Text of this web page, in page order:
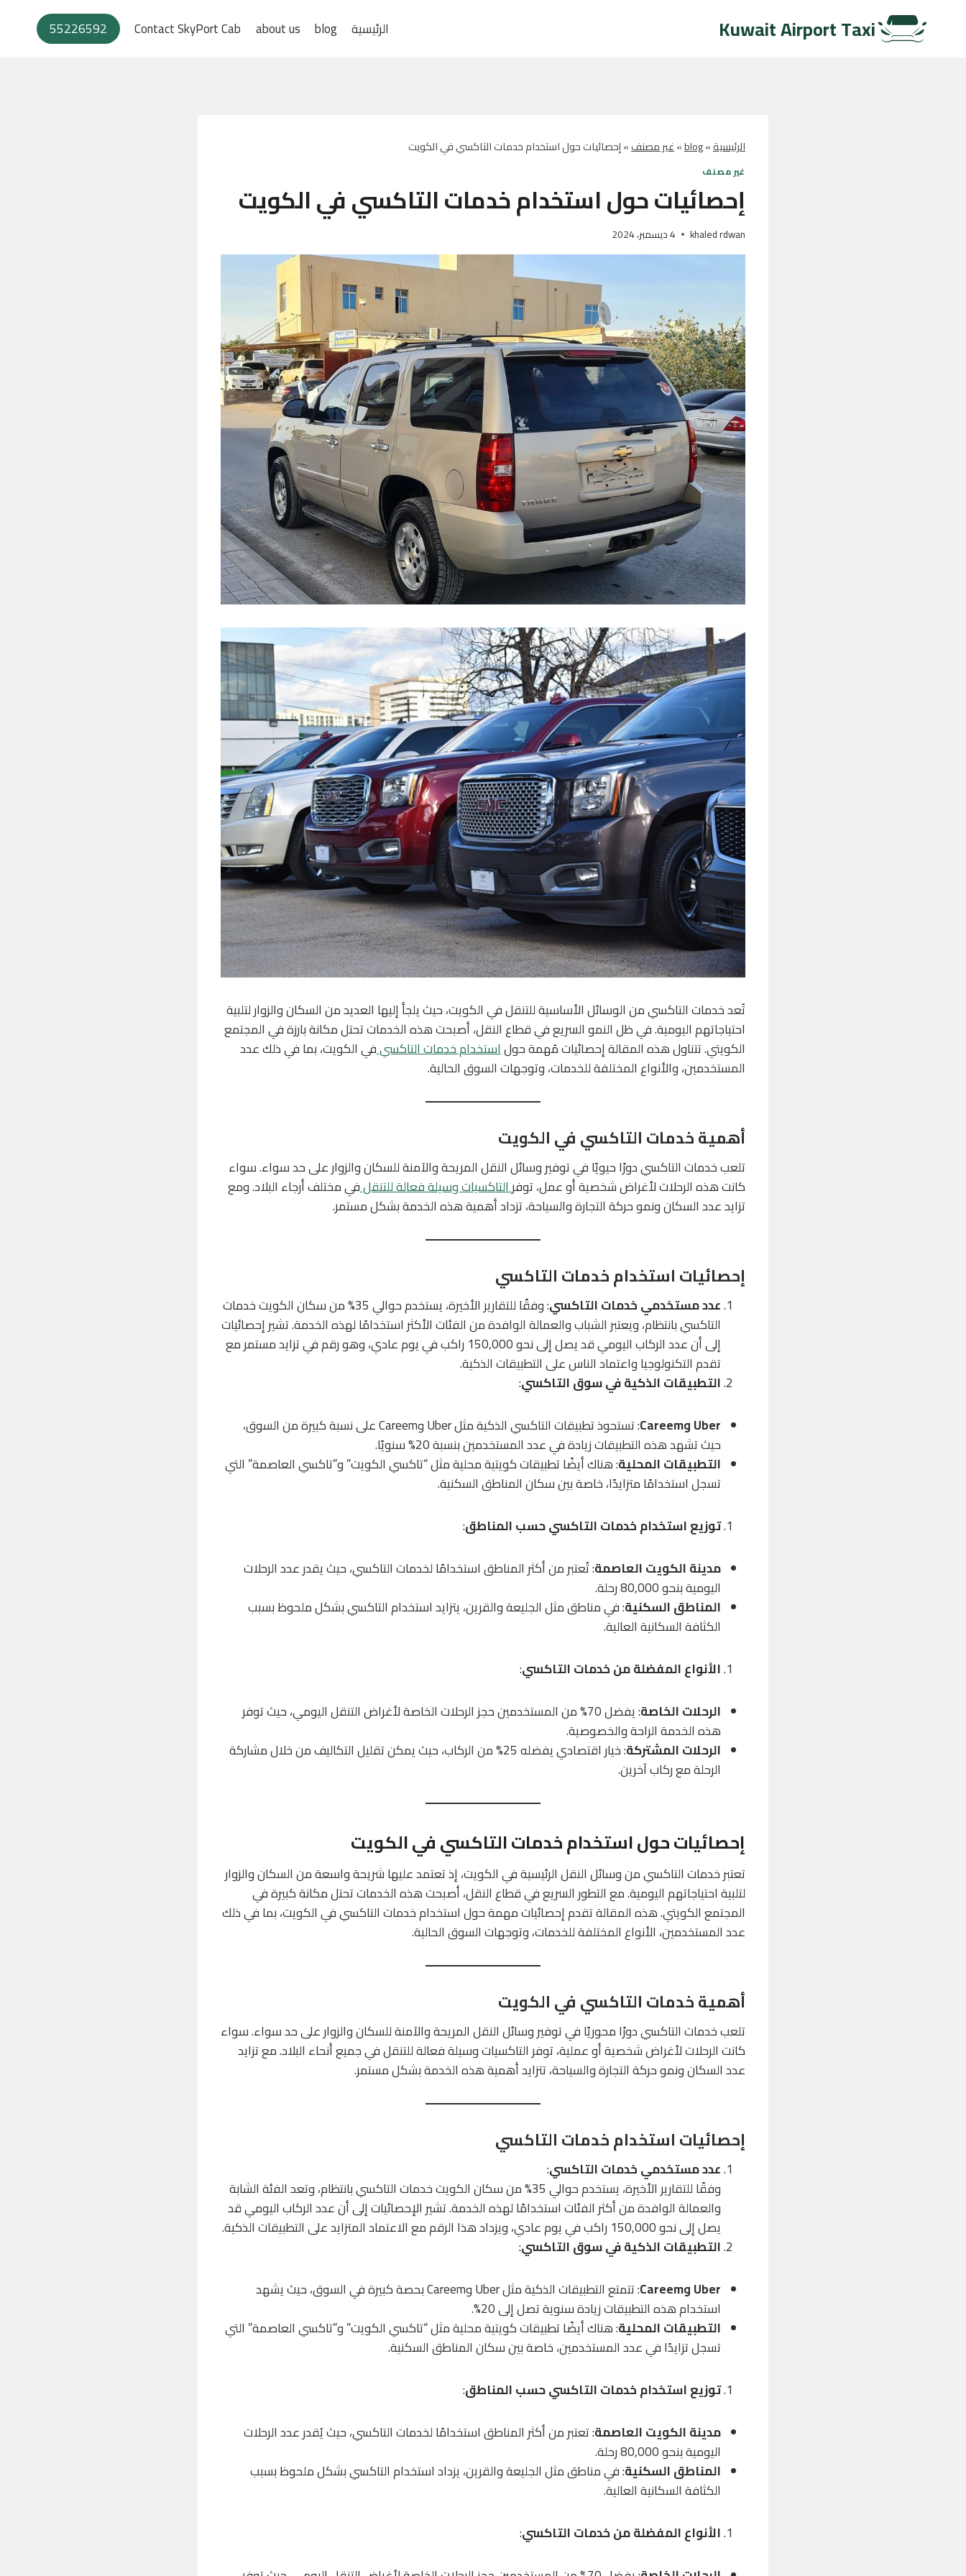
Kuwait Airport Taxi الرئيسية blog
about us
Contact SkyPort Cab
55226592
الرئيسية»
blog
»غير مصنف»إحصائيات حول استخدام خدمات التاكسي في الكويت
غير مصنف
إحصائيات حول استخدام خدمات التاكسي في الكويت
khaled rdwan 4 ديسمبر، 2024
تُعد خدمات التاكسي من الوسائل الأساسية للتنقل في الكويت، حيث يلجأ إليها العديد من السكان والزوار لتلبية
احتياجاتهم اليومية. في ظل النمو السريع في قطاع النقل، أصبحت هذه الخدمات تحتل مكانة بارزة في المجتمع
الكويتي. تتناول هذه المقالة إحصائيات مُهمة حولاستخدام خدمات التاكسيفي الكويت، بما في ذلك عدد
المستخدمين، والأنواع المختلفة للخدمات، وتوجهات السوق الحالية.
أهمية خدمات التاكسي في الكويت
تلعب خدمات التاكسي دورًا حيويًا في توفير وسائل النقل المريحة والآمنة للسكان والزوار على حد سواء. سواء
كانت هذه الرحلات لأغراض شخصية أو عمل، توفرالتاكسيات وسيلة فعالة للتنقلفي مختلف أرجاء البلاد. ومع
تزايد عدد السكان ونمو حركة التجارة والسياحة، تزداد أهمية هذه الخدمة بشكل مستمر.
إحصائيات استخدام خدمات التاكسي
عدد مستخدمي خدمات التاكسي
: وفقًا للتقارير الأخيرة، يستخدم حوالي 35% من سكان الكويت خدمات
التاكسي بانتظام، ويعتبر الشباب والعمالة الوافدة من الفئات الأكثر استخدامًا لهذه الخدمة. تشير إحصائيات
إلى أن عدد الركاب اليومي قد يصل إلى نحو 150,000 راكب في يوم عادي، وهو رقم في تزايد مستمر مع
تقدم التكنولوجيا واعتماد الناس على التطبيقات الذكية.
التطبيقات الذكية في سوق التاكسي:
Uber وCareem
: تستحوذ تطبيقات التاكسي الذكية مثل Uber وCareem على نسبة كبيرة من السوق،
حيث تشهد هذه التطبيقات زيادة في عدد المستخدمين بنسبة 20% سنويًا.
التطبيقات المحلية: هناك أيضًا تطبيقات كويتية محلية مثل “تاكسي الكويت” و”تاكسي العاصمة” التي
تسجل استخدامًا متزايدًا، خاصة بين سكان المناطق السكنية.
توزيع استخدام خدمات التاكسي حسب المناطق:
مدينة الكويت العاصمة: تُعتبر من أكثر المناطق استخدامًا لخدمات التاكسي، حيث يقدر عدد الرحلات
اليومية بنحو 80,000 رحلة.
المناطق السكنية: في مناطق مثل الجليعة والقرين، يتزايد استخدام التاكسي بشكل ملحوظ بسبب
الكثافة السكانية العالية.
الأنواع المفضلة من خدمات التاكسي:
الرحلات الخاصة
: يفضل 70% من المستخدمين حجز الرحلات الخاصة لأغراض التنقل اليومي، حيث توفر
هذه الخدمة الراحة والخصوصية.
الرحلات المشتركة
: خيار اقتصادي يفضله 25% من الركاب، حيث يمكن تقليل التكاليف من خلال مشاركة
الرحلة مع ركاب آخرين.
إحصائيات حول استخدام خدمات التاكسي في الكويت
تعتبر خدمات التاكسي من وسائل النقل الرئيسية في الكويت، إذ تعتمد عليها شريحة واسعة من السكان والزوار
لتلبية احتياجاتهم اليومية. مع التطور السريع في قطاع النقل، أصبحت هذه الخدمات تحتل مكانة كبيرة في
المجتمع الكويتي. هذه المقالة تقدم إحصائيات مهمة حول استخدام خدمات التاكسي في الكويت، بما في ذلك
عدد المستخدمين، الأنواع المختلفة للخدمات، وتوجهات السوق الحالية.
أهمية خدمات التاكسي في الكويت
تلعب خدمات التاكسي دورًا محوريًا في توفير وسائل النقل المريحة والآمنة للسكان والزوار على حد سواء. سواء
كانت الرحلات لأغراض شخصية أو عملية، توفر التاكسيات وسيلة فعالة للتنقل في جميع أنحاء البلاد. مع تزايد
عدد السكان ونمو حركة التجارة والسياحة، تتزايد أهمية هذه الخدمة بشكل مستمر.
إحصائيات استخدام خدمات التاكسي
عدد مستخدمي خدمات التاكسي:
وفقًا للتقارير الأخيرة، يستخدم حوالي 35% من سكان الكويت خدمات التاكسي بانتظام، وتعد الفئة الشابة
والعمالة الوافدة من أكثر الفئات استخدامًا لهذه الخدمة. تشير الإحصائيات إلى أن عدد الركاب اليومي قد
يصل إلى نحو 150,000 راكب في يوم عادي، ويزداد هذا الرقم مع الاعتماد المتزايد على التطبيقات الذكية.
التطبيقات الذكية في سوق التاكسي:
Uber وCareem
: تتمتع التطبيقات الذكية مثل Uber وCareem بحصة كبيرة في السوق، حيث يشهد
استخدام هذه التطبيقات زيادة سنوية تصل إلى 20%.
التطبيقات المحلية: هناك أيضًا تطبيقات كويتية محلية مثل “تاكسي الكويت” و”تاكسي العاصمة” التي
تسجل تزايدًا في عدد المستخدمين، خاصة بين سكان المناطق السكنية.
توزيع استخدام خدمات التاكسي حسب المناطق:
مدينة الكويت العاصمة: تعتبر من أكثر المناطق استخدامًا لخدمات التاكسي، حيث يُقدر عدد الرحلات
اليومية بنحو 80,000 رحلة.
المناطق السكنية: في مناطق مثل الجليعة والقرين، يزداد استخدام التاكسي بشكل ملحوظ بسبب
الكثافة السكانية العالية.
الأنواع المفضلة من خدمات التاكسي: